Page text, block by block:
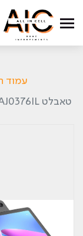
עמוד
טאבלט Lenovo Tab M10 Plus 32GB ZAAJ0376IL לנובו